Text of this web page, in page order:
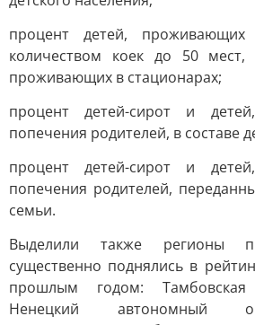
процент детей,
количеством коек до 50 мест,
проживающих в стационарах;
процент детей-сирот и
попечения родителей, в составе
процент детей-сирот и
попечения родителей,
семьи.
Выделили также регионы
существенно поднялись в
прошлым годом:
Ненецкий автономный